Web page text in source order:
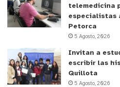
Para la habilitación del
Molecular se remodeló una
habilitándose el espacio
requieren para un
cumpliendo con la
telemedicina
especialistas
Petorca
5 Agosto, 2026
Invitan a
escribir las
Quillota
5 Agosto, 2026